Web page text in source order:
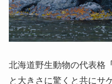
北海道野生動物の代表格
と大きさに驚くと共にサ